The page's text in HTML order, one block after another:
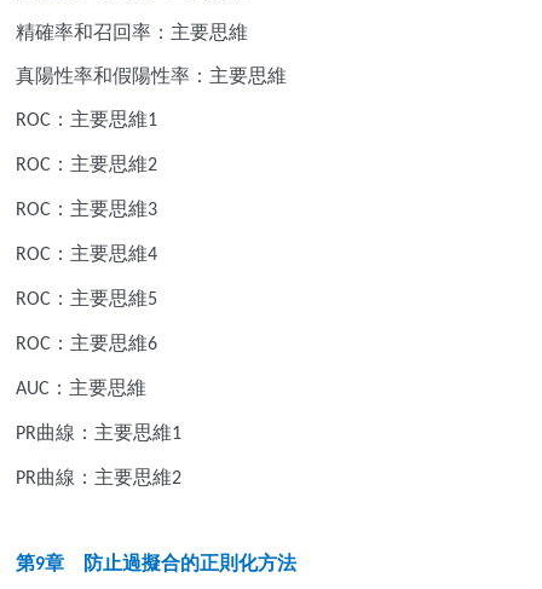
精確率和召回率：主要思維
真陽性率和假陽性率：主要思維
ROC ：主要思維1
ROC ：主要思維2
ROC ：主要思維3
ROC ：主要思維4
ROC ：主要思維5
ROC ：主要思維6
AUC ：主要思維
PR曲線：主要思維1
PR曲線：主要思維2
第9章 防止過擬合的正則化方法